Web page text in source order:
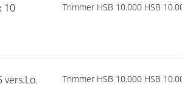
10
Trimmer HSB 10.000 HSB
vers.Lo.
Trimmer HSB 10.000 HSB